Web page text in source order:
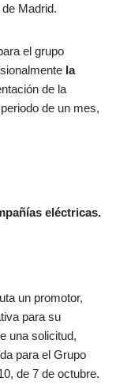
Madrid.
el grupo
la
de la
de un mes,
eléctricas.
un promotor,
para su
una solicitud,
para el Grupo
de 7 de octubre.